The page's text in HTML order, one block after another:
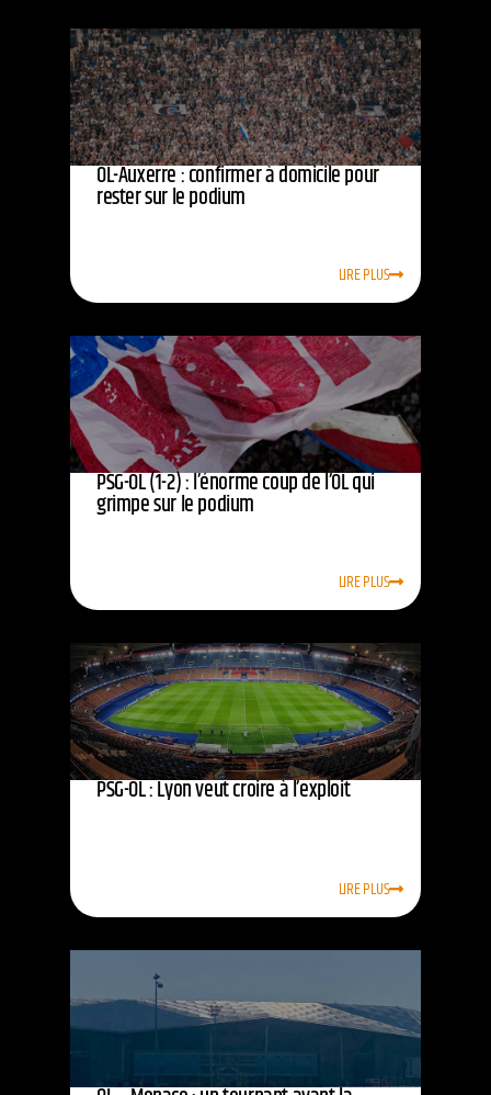
OL-Auxerre : confirmer à domicile pour
rester sur le podium
LIRE PLUS
PSG-OL (1-2) : l’énorme coup de l’OL qui
grimpe sur le podium
LIRE PLUS
PSG-OL : Lyon veut croire à l’exploit
LIRE PLUS